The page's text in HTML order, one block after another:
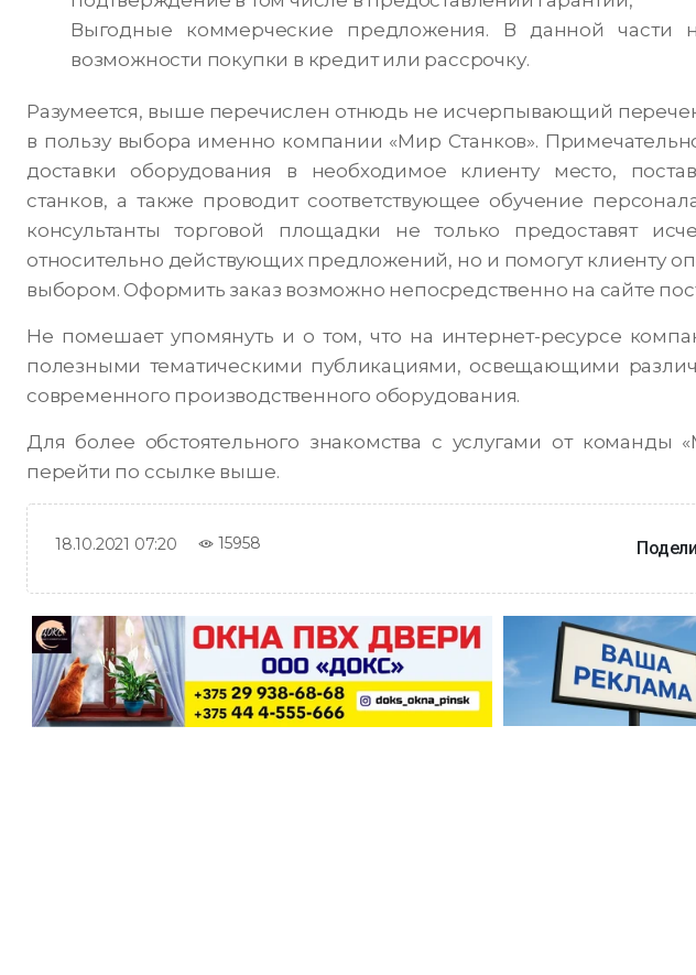
Выгодные коммерческие предложения. В данной части
возможности покупки в кредит или рассрочку.
Разумеется, выше перечислен отнюдь не исчерпывающий
в пользу выбора именно компании «Мир Станков».
доставки оборудования в необходимое клиенту место,
станков, а также проводит соответствующее обучение
консультанты торговой площадки не только предоставят
относительно действующих предложений, но и помогут клиенту
выбором. Оформить заказ возможно непосредственно на сайте
Не помешает упомянуть и о том, что на интернет-ресурсе
полезными тематическими публикациями, освещающими
современного производственного оборудования.
Для более обстоятельного знакомства с услугами от команды
перейти по ссылке выше.
18.10.2021 07:20 15958